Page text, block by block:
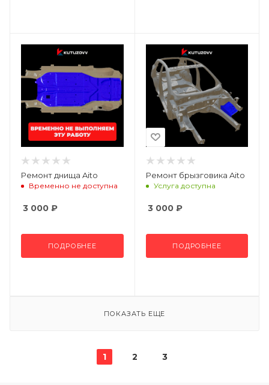
Ремонт днища Aito
Временно не доступна
3 000 ₽
ПОДРОБНЕЕ
Ремонт брызговика Aito
Услуга доступна
3 000₽
ПОДРОБНЕЕ
ПОКАЗАТЬ ЕЩЕ
1 2 3